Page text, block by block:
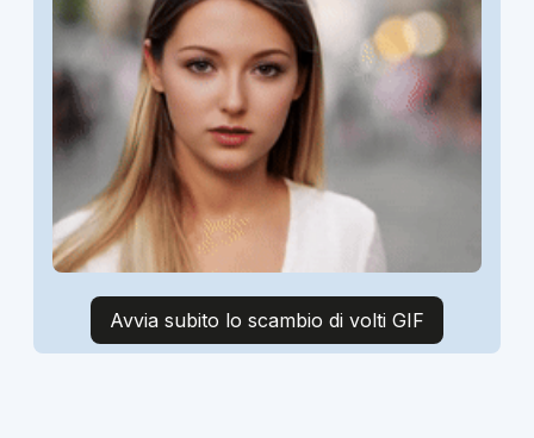
Avvia subito lo scambio di volti GIF